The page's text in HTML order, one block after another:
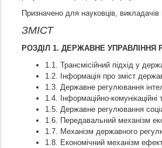
Призначено для науковців, викладачів
ЗМІСТ
РОЗДІЛ 1. ДЕРЖАВНЕ
1.1. Трансмісійний підхід у
1.2. Інформація про зміст
1.3. Державне регулювання
1.4. Інформаційно-комунікаційні
1.5. Державне регулювання
1.6. Передавальний механізм
1.7. Механізм державного
1.8. Економічний механізм